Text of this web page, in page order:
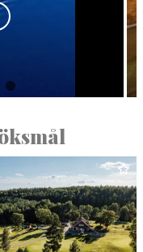
I BERGSLAGENS